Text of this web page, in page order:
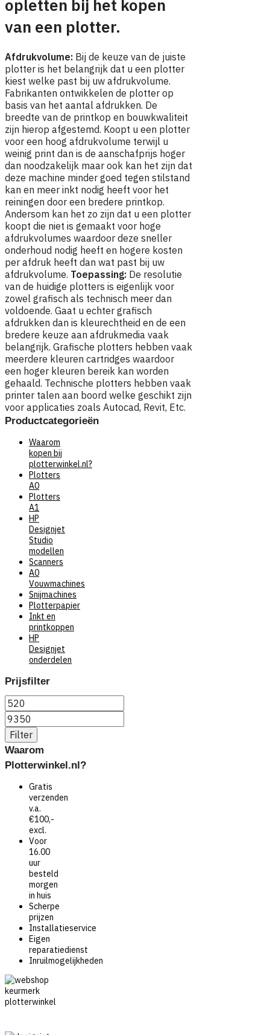
opletten bij het kopen
van een plotter.
Afdrukvolume: Bij de keuze van de juiste
plotter is het belangrijk dat u een plotter
kiest welke past bij uw afdrukvolume.
Fabrikanten ontwikkelen de plotter op
basis van het aantal afdrukken. De
breedte van de printkop en bouwkwaliteit
zijn hierop afgestemd. Koopt u een plotter
voor een hoog afdrukvolume terwijl u
weinig print dan is de aanschafprijs hoger
dan noodzakelijk maar ook kan het zijn dat
deze machine minder goed tegen stilstand
kan en meer inkt nodig heeft voor het
reiningen door een bredere printkop.
Andersom kan het zo zijn dat u een plotter
koopt die niet is gemaakt voor hoge
afdrukvolumes waardoor deze sneller
onderhoud nodig heeft en hogere kosten
per afdruk heeft dan wat past bij uw
afdrukvolume. Toepassing: De resolutie
van de huidige plotters is eigenlijk voor
zowel grafisch als technisch meer dan
voldoende. Gaat u echter grafisch
afdrukken dan is kleurechtheid en de een
bredere keuze aan afdrukmedia vaak
belangrijk. Grafische plotters hebben vaak
meerdere kleuren cartridges waardoor
een hoger kleuren bereik kan worden
gehaald. Technische plotters hebben vaak
printer talen aan boord welke geschikt zijn
voor applicaties zoals Autocad, Revit, Etc.
Productcategorieën
Waarom
kopen bij
plotterwinkel.nl?
Plotters
A0
Plotters
A1
HP
Designjet
Studio
modellen
Scanners
A0
Vouwmachines
Snijmachines
Plotterpapier
Inkt en
printkoppen
HP
Designjet
onderdelen
Prijsfilter
Min.
prijs
Max.
prijs
Filter
Waarom
Plotterwinkel.nl?
Gratis
verzenden
v.a.
€100,-
excl.
Voor
16.00
uur
besteld
morgen
in huis
Scherpe
prijzen
Installatieservice
Eigen
reparatiedienst
Inruilmogelijkheden